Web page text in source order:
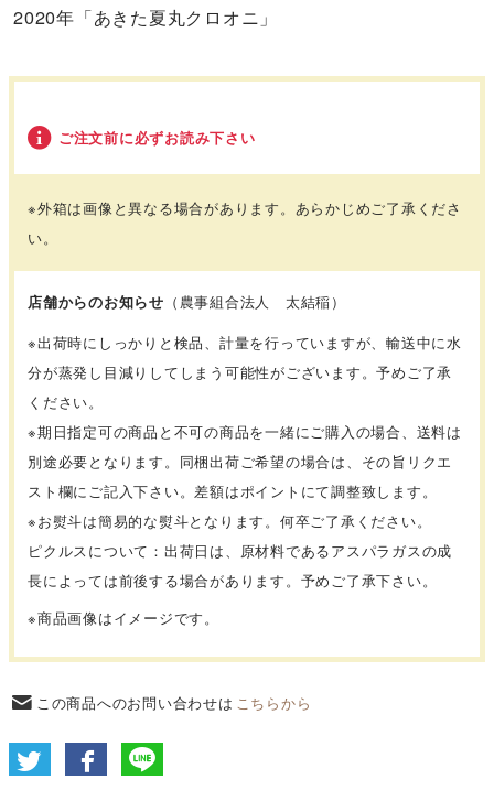
2020年「あきた夏丸クロオニ」
ご注文前に必ずお読み下さい
※外箱は画像と異なる場合があります。あらかじめご了承くださ
い。
店舗からのお知らせ （農事組合法人 太結稲）
※出荷時にしっかりと検品、計量を行っていますが、輸送中に水
分が蒸発し目減りしてしまう可能性がございます。予めご了承
ください。
※期日指定可の商品と不可の商品を一緒にご購入の場合、送料は
別途必要となります。同梱出荷ご希望の場合は、その旨リクエ
スト欄にご記入下さい。差額はポイントにて調整致します。
※お熨斗は簡易的な熨斗となります。何卒ご了承ください。
ピクルスについて：出荷日は、原材料であるアスパラガスの成
長によっては前後する場合があります。予めご了承下さい。
※商品画像はイメージです。
この商品へのお問い合わせは こちらから